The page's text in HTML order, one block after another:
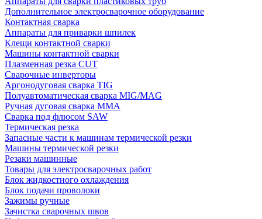
Дополнительное электросварочное оборудование
Контактная сварка
Аппараты для приварки шпилек
Клещи контактной сварки
Машины контактной сварки
Плазменная резка CUT
Сварочные инверторы
Аргонодуговая сварка TIG
Полуавтоматическая сварка MIG/MAG
Ручная дуговая сварка MMA
Сварка под флюсом SAW
Термическая резка
Запасные части к машинам термической резки
Машины термической резки
Резаки машинные
Товары для электросварочных работ
Блок жидкостного охлаждения
Блок подачи проволоки
Зажимы ручные
Зачистка сварочных швов